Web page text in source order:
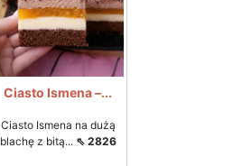
Ciasto Ismena –...
Ciasto Ismena na dużą
blachę z bitą... ⇖ 2826